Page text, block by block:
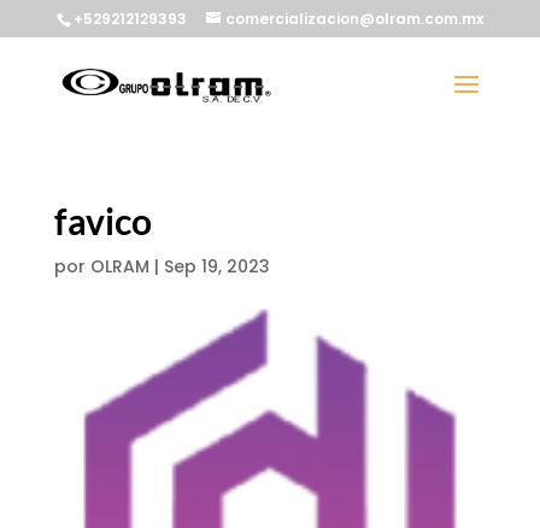
+529212129393 comercializacion@olram.com.mx
favico
por OLRAM | Sep 19, 2023